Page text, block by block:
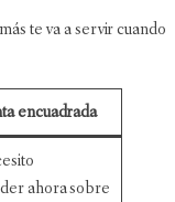
te va a servir cuando
encuadrada
ahora sobre